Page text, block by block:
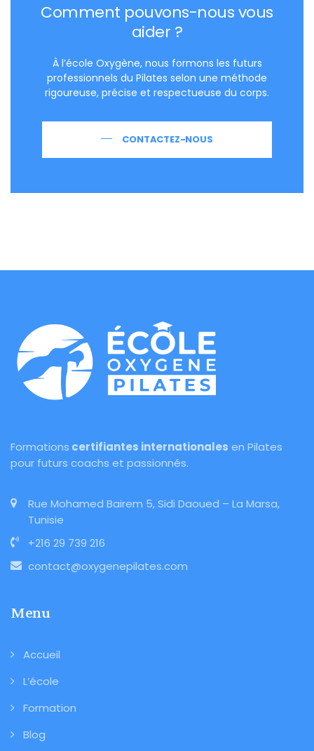
Comment pouvons-nous vous
aider ?
À l’école Oxygène, nous formons les futurs
professionnels du Pilates selon une méthode
rigoureuse, précise et respectueuse du corps.
CONTACTEZ-NOUS
Formations certifiantes internationales en Pilates
pour futurs coachs et passionnés.
Rue Mohamed Bairem 5, Sidi Daoued – La Marsa,
Tunisie
+216 29 739 216
contact@oxygenepilates.com
Menu
Accueil
L’école
Formation
Blog